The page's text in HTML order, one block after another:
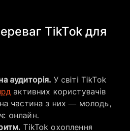
TikTok для
аудиторія. У світі TikTok
активних користувачів
частина з них — молодь,
онлайн.
TikTok охоплення